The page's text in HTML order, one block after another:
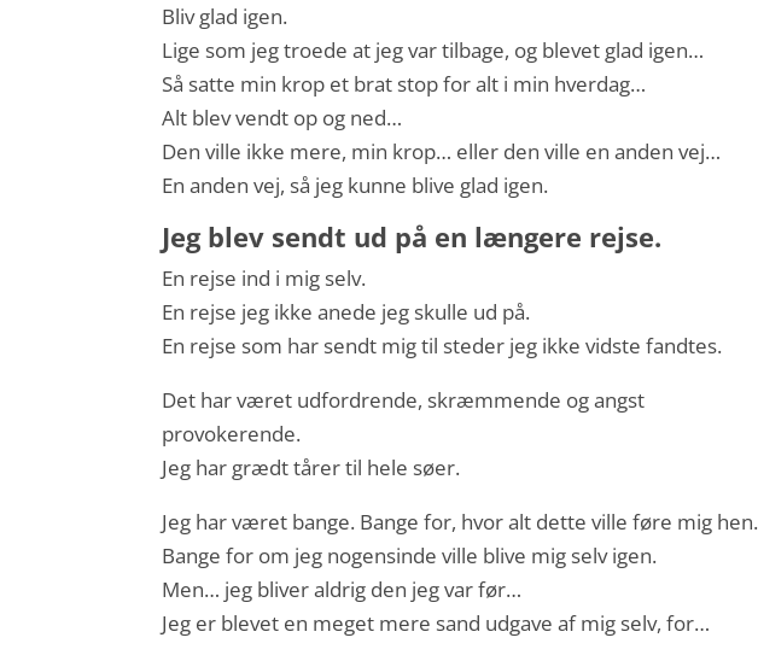
Bliv glad igen.
Lige som jeg troede at jeg var tilbage, og blevet glad igen…
Så satte min krop et brat stop for alt i min hverdag…
Alt blev vendt op og ned…
Den ville ikke mere, min krop… eller den ville en anden vej…
En anden vej, så jeg kunne blive glad igen.
Jeg blev sendt ud på en længere rejse.
En rejse ind i mig selv.
En rejse jeg ikke anede jeg skulle ud på.
En rejse som har sendt mig til steder jeg ikke vidste fandtes.
Det har været udfordrende, skræmmende og angst
provokerende.
Jeg har grædt tårer til hele søer.
Jeg har været bange. Bange for, hvor alt dette ville føre mig hen.
Bange for om jeg nogensinde ville blive mig selv igen.
Men… jeg bliver aldrig den jeg var før…
Jeg er blevet en meget mere sand udgave af mig selv, for…